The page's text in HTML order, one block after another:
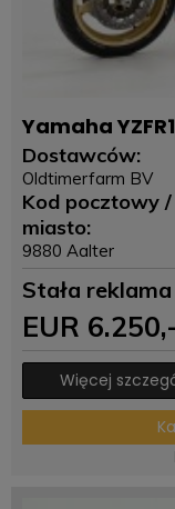
Yamaha
Dostawców:
Oldtimerfarm BV
Kod pocztowy /
miasto:
9880 Aalter
Stała reklama
EUR 6.250
Więcej